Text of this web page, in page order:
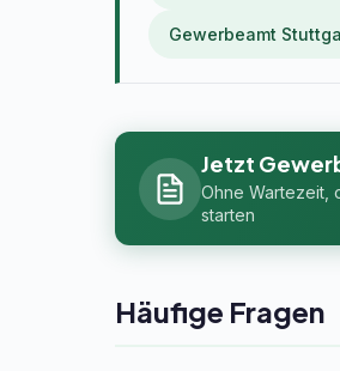
Gewerbeamt
Jetzt
Ohne Wartezeit,
starten
Häufige Fragen